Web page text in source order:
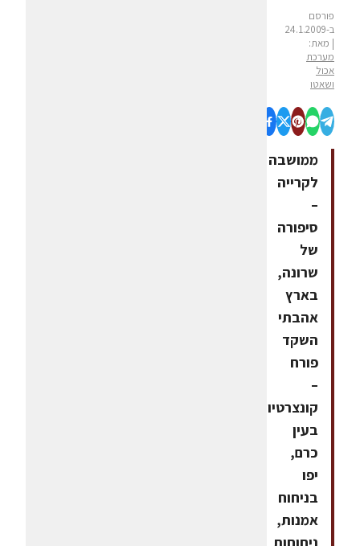
פורסם
ב-24.1.2009
| מאת:
מערכת
אכול
ושאטו
ממושבה
לקרייה
–
סיפורה
של
שרונה,
בארץ
אהבתי
השקד
פורח
–
קונצרטיול
בעין
כרם,
יפו
בניחוח
אמנות,